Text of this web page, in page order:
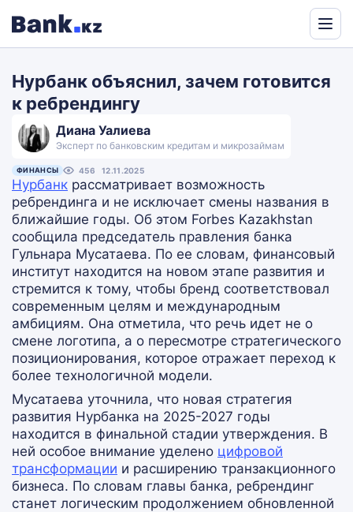
Translate
Нурбанк объяснил, зачем готовится
к ребрендингу
Диана Уалиева
Эксперт по банковским кредитам и микрозаймам
ФИНАНСЫ 456 12.11.2025
Нурбанк рассматривает возможность
ребрендинга и не исключает смены названия в
ближайшие годы. Об этом Forbes Kazakhstan
сообщила председатель правления банка
Гульнара Мусатаева. По ее словам, финансовый
институт находится на новом этапе развития и
стремится к тому, чтобы бренд соответствовал
современным целям и международным
амбициям. Она отметила, что речь идет не о
смене логотипа, а о пересмотре стратегического
позиционирования, которое отражает переход к
более технологичной модели.
Мусатаева уточнила, что новая стратегия
развития Нурбанка на 2025-2027 годы
находится в финальной стадии утверждения. В
ней особое внимание уделено цифровой
трансформации и расширению транзакционного
бизнеса. По словам главы банка, ребрендинг
станет логическим продолжением обновленной